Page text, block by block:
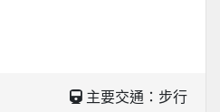
主要交通：步行